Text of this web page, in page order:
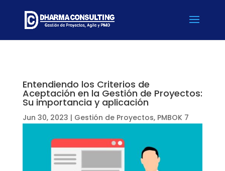
Entendiendo los Criterios de
Aceptación en la Gestión de Proyectos:
Su importancia y aplicación
Jun 30, 2023 | Gestión de Proyectos, PMBOK 7